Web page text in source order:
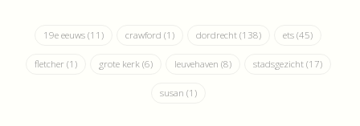
19e eeuws (11) crawford (1) dordrecht (138) ets (45)
fletcher (1) grote kerk (6) leuvehaven (8) stadsgezicht (17)
susan (1)